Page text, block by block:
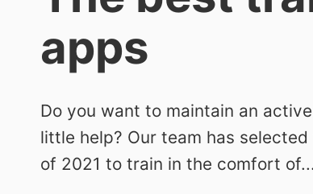
apps
Do you want to maintain an
little help? Our team has
of 2021 to train in the comfort of...